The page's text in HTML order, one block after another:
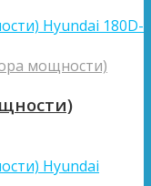
мощности)